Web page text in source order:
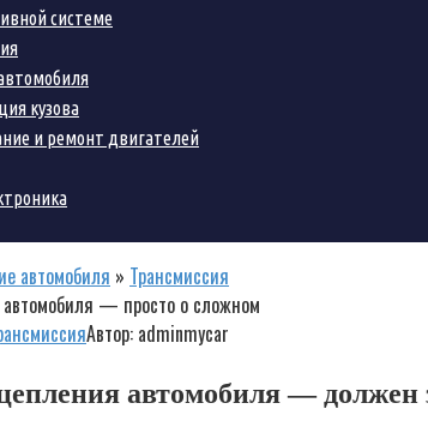
системе
кузова
и ремонт двигателей
автомобиля » Трансмиссия
автомобиля — просто о сложном
Автор: adminmycar
автомобиля —